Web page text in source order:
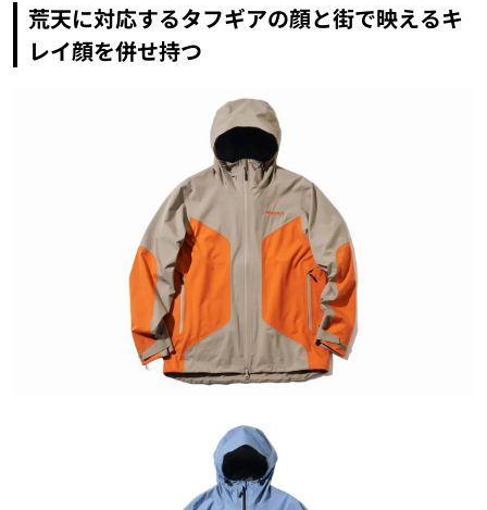
荒天に対応するタフギアの顔と街で映えるキ
レイ顔を併せ持つ